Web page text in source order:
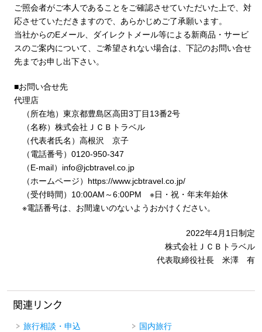
ご照会者がご本人であることをご確認させていただいた上で、対
応させていただきますので、あらかじめご了承願います。
当社からのEメール、ダイレクトメール等による新商品・サービ
スのご案内について、ご希望されない場合は、下記のお問い合せ
先までお申し出下さい。
■お問い合せ先
代理店
（所在地）東京都豊島区高田3丁目13番2号
（名称）株式会社ＪＣＢトラベル
（代表者氏名）高根沢 京子
（電話番号） 0120-950-347
（E-mail）info@jcbtravel.co.jp
（ホームページ）https://www.jcbtravel.co.jp/
（受付時間）10:00AM～6:00PM ※日・祝・年末年始休
※電話番号は、お間違いのないようおかけください。
2022年4月1日制定
株式会社ＪＣＢトラベル
代表取締役社長 米澤 有
関連リンク
旅行相談・申込 国内旅行